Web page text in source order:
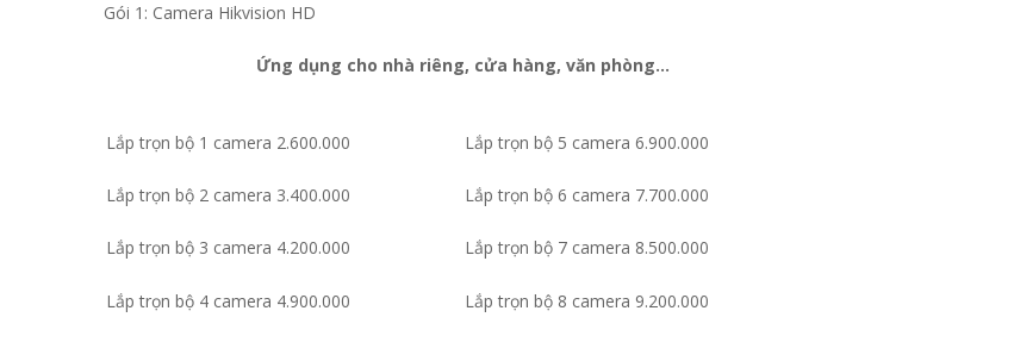
Gói 1: Camera Hikvision HD
Ứng dụng cho nhà riêng, cửa hàng, văn phòng…
Lắp trọn bộ 1 camera 2.600.000 Lắp trọn bộ 5 camera 6.900.000
Lắp trọn bộ 2 camera 3.400.000 Lắp trọn bộ 6 camera 7.700.000
Lắp trọn bộ 3 camera 4.200.000 Lắp trọn bộ 7 camera 8.500.000
Lắp trọn bộ 4 camera 4.900.000 Lắp trọn bộ 8 camera 9.200.000